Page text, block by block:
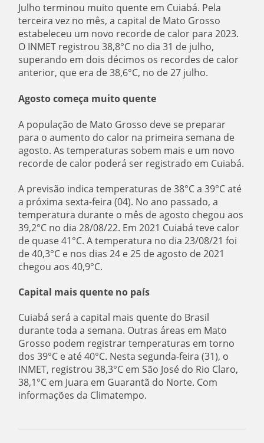
Julho terminou muito quente em Cuiabá. Pela
terceira vez no mês, a capital de Mato Grosso
estabeleceu um novo recorde de calor para 2023.
O INMET registrou 38,8°C no dia 31 de julho,
superando em dois décimos os recordes de calor
anterior, que era de 38,6°C, no de 27 julho.
Agosto começa muito quente
A população de Mato Grosso deve se preparar
para o aumento do calor na primeira semana de
agosto. As temperaturas sobem mais e um novo
recorde de calor poderá ser registrado em Cuiabá.
A previsão indica temperaturas de 38°C a 39°C até
a próxima sexta-feira (04). No ano passado, a
temperatura durante o mês de agosto chegou aos
39,2°C no dia 28/08/22. Em 2021 Cuiabá teve calor
de quase 41°C. A temperatura no dia 23/08/21 foi
de 40,3°C e nos dias 24 e 25 de agosto de 2021
chegou aos 40,9°C.
Capital mais quente no país
Cuiabá será a capital mais quente do Brasil
durante toda a semana. Outras áreas em Mato
Grosso podem registrar temperaturas em torno
dos 39°C e até 40°C. Nesta segunda-feira (31), o
INMET, registrou 38,3°C em São José do Rio Claro,
38,1°C em Juara em Guarantã do Norte. Com
informações da Climatempo.